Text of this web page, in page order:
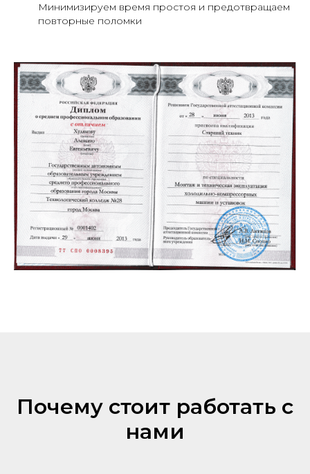
Минимизируем время простоя и предотвращаем
повторные поломки
Почему стоит работать с
нами